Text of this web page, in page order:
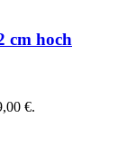
cm hoch
€.